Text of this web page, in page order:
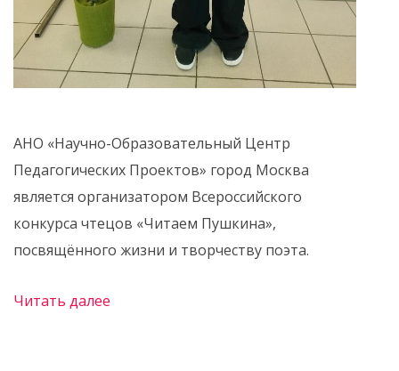
АНО «Научно-Образовательный Центр
Педагогических Проектов» город Москва
является организатором Всероссийского
конкурса чтецов «Читаем Пушкина»,
посвящённого жизни и творчеству поэта.
Читать далее